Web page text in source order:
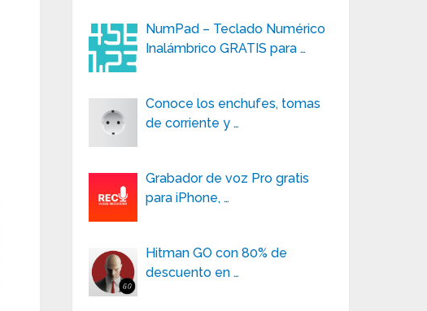
NumPad – Teclado Numérico
Inalámbrico GRATIS para …
Conoce los enchufes, tomas
de corriente y …
Grabador de voz Pro gratis
para iPhone, …
Hitman GO con 80% de
descuento en …